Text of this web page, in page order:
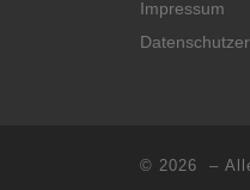
Impressum
© 2026 –